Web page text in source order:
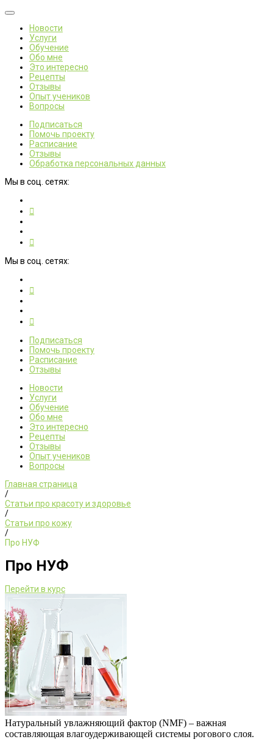
Новости
Услуги
Обучение
Обо мне
Это интересно
Рецепты
Отзывы
Опыт учеников
Вопросы
Подписаться
Помочь проекту
Расписание
Отзывы
Обработка персональных данных
Мы в соц. сетях:
Мы в соц. сетях:
Подписаться
Помочь проекту
Расписание
Отзывы
Новости
Услуги
Обучение
Обо мне
Это интересно
Рецепты
Отзывы
Опыт учеников
Вопросы
Главная страница
/
Статьи про красоту и здоровье
/
Статьи про кожу
/
Про НУФ
Про НУФ
Перейти в курс
Натуральный увлажняющий фактор (NMF) – важная
составляющая влагоудерживающей системы рогового слоя.